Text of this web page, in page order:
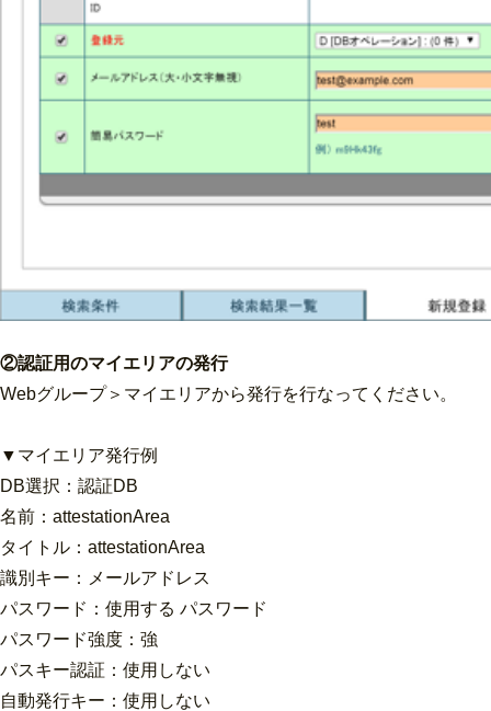
②認証用のマイエリアの発行
Webグループ＞マイエリアから発行を行なってください。
▼マイエリア発行例
DB選択：認証DB
名前：attestationArea
タイトル：attestationArea
識別キー：メールアドレス
パスワード：使用する パスワード
パスワード強度：強
パスキー認証：使用しない
自動発行キー：使用しない